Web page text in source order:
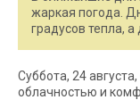
жаркая погода.
градусов тепла,
Суббота, 24
облачностью и